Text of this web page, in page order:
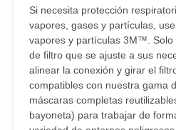
Si necesita protección
vapores, gases y partículas,
vapores y partículas 3M™. Solo
de filtro que se ajuste a sus
alinear la conexión y girar el
compatibles con nuestra gama
máscaras completas
bayoneta) para trabajar de